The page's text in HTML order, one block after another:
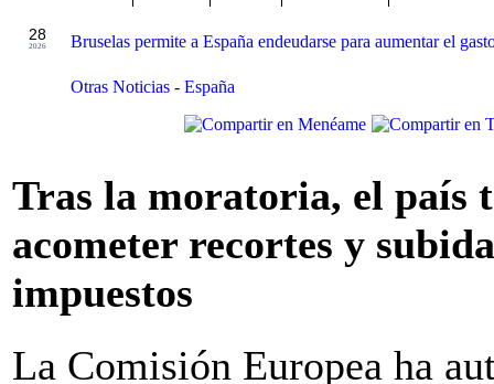
28
2026 Bruselas permite a España endeudarse para aumentar el
Otras Noticias - España
Tras la moratoria, el país
acometer recortes y
impuestos
La Comisión Europea ha